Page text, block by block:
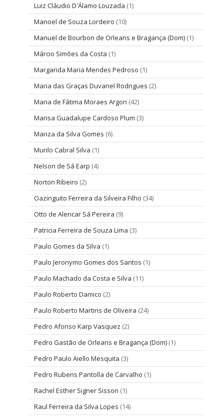
Luiz Cláudio D'Álamo Louzada (1)
Manoel de Souza Lordeiro (10)
Manuel de Bourbon de Orleans e Bragança (Dom) (1)
Márcio Simões da Costa (1)
Margarida Maria Mendes Pedroso (1)
Maria das Graças Duvanel Rodrigues (2)
Maria de Fátima Moraes Argon (42)
Marisa Guadalupe Cardoso Plum (3)
Mariza da Silva Gomes (6)
Murilo Cabral Silva (1)
Nelson de Sá Earp (4)
Norton Ribeiro (2)
Oazinguito Ferreira da Silveira Filho (34)
Otto de Alencar Sá Pereira (9)
Patricia Ferreira de Souza Lima (3)
Paulo Gomes da Silva (1)
Paulo Jeronymo Gomes dos Santos (1)
Paulo Machado da Costa e Silva (11)
Paulo Roberto Damico (2)
Paulo Roberto Martins de Oliveira (24)
Pedro Afonso Karp Vasquez (2)
Pedro Gastão de Orleans e Bragança (Dom) (1)
Pedro Paulo Aiello Mesquita (3)
Pedro Rubens Pantolla de Carvalho (1)
Rachel Esther Signer Sisson (1)
Raul Ferreira da Silva Lopes (14)